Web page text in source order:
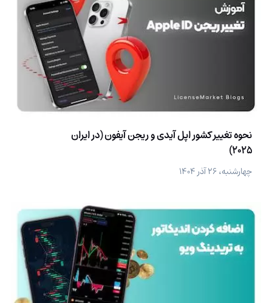
نحوه تغییر کشور اپل آیدی و ریجن آیفون (در ایران
2025)
چهارشنبه، ۲۶ آذر ۱۴۰۴